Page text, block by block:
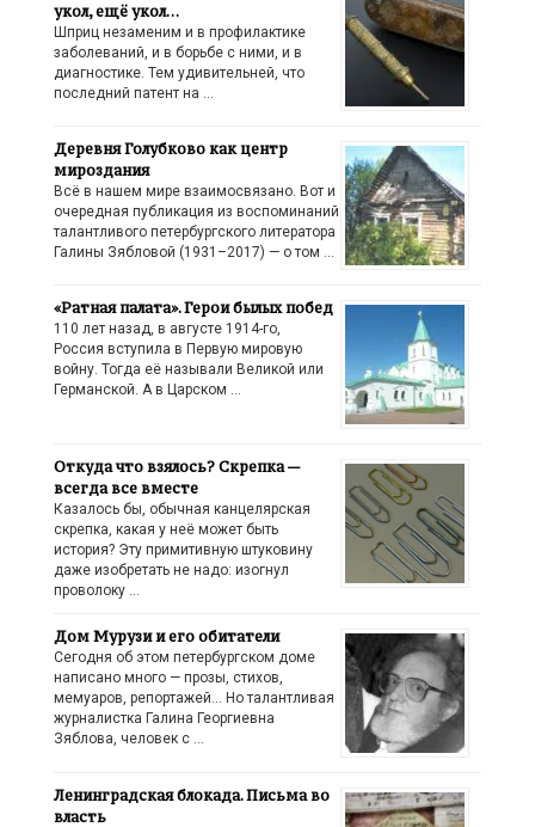
укол, ещё укол…
Шприц незаменим и в профилактике
заболеваний, и в борьбе с ними, и в
диагностике. Тем удивительней, что
последний патент на …
Деревня Голубково как центр
мироздания
Всё в нашем мире взаимосвязано. Вот и
очередная публикация из воспоминаний
талантливого петербургского литератора
Галины Зябловой (1931–2017) — о том …
«Ратная палата». Герои былых побед
110 лет назад, в августе 1914-го,
Россия вступила в Первую мировую
войну. Тогда её называли Великой или
Германской. А в Царском …
Откуда что взялось? Скрепка —
всегда все вместе
Казалось бы, обычная канцелярская
скрепка, какая у неё может быть
история? Эту примитивную штуковину
даже изобретать не надо: изогнул
проволоку …
Дом Мурузи и его обитатели
Сегодня об этом петербургском доме
написано много — прозы, стихов,
мемуаров, репортажей… Но талантливая
журналистка Галина Георгиевна
Зяблова, человек с …
Ленинградская блокада. Письма во
власть